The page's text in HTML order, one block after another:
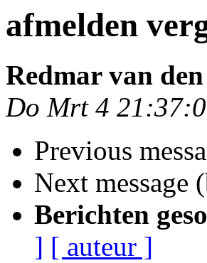
afmelden
Redmar van
Do Mrt 4
Previous
Next message
Berichten
] [ auteur ]